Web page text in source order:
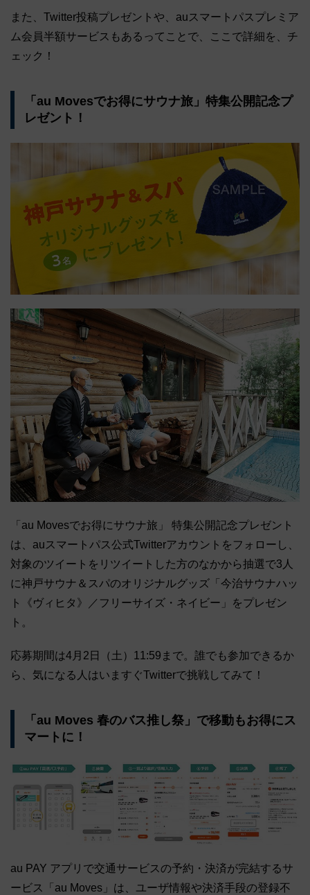
また、Twitter投稿プレゼントや、auスマートパスプレミア
ム会員半額サービスもあるってことで、ここで詳細を、チ
ェック！
「au Movesでお得にサウナ旅」特集公開記念プ
レゼント！
「au Movesでお得にサウナ旅」 特集公開記念プレゼント
は、auスマートパス公式Twitterアカウントをフォローし、
対象のツイートをリツイートした方のなかから抽選で3人
に神戸サウナ＆スパのオリジナルグッズ「今治サウナハッ
ト《ヴィヒタ》／フリーサイズ・ネイビー」をプレゼン
ト。
応募期間は4月2日（土）11:59まで。誰でも参加できるか
ら、気になる人はいますぐTwitterで挑戦してみて！
「au Moves 春のバス推し祭」で移動もお得にス
マートに！
au PAY アプリで交通サービスの予約・決済が完結するサ
ービス「au Moves」は、ユーザ情報や決済手段の登録不